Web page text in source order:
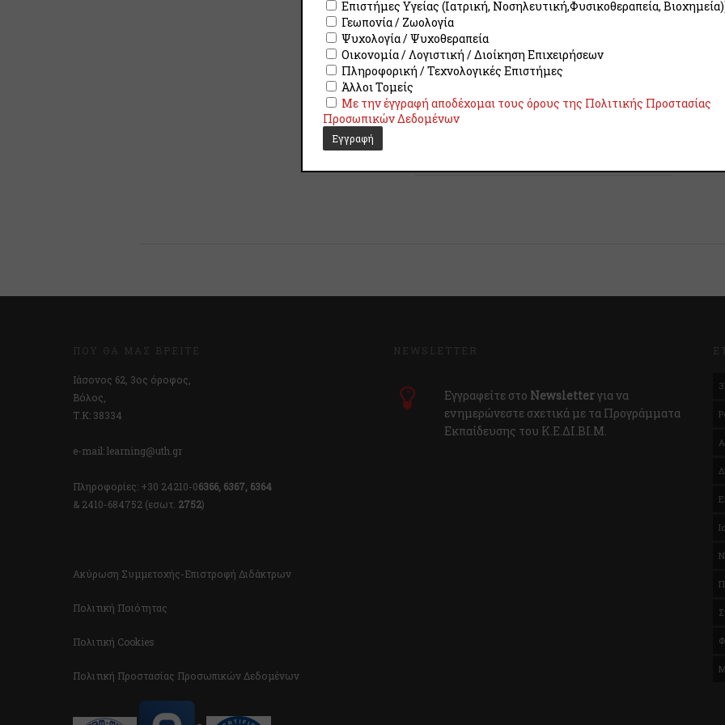
Νοέμβριος 2025
Το συνολικό κόστος του εκπαιδευτικού
προγράμματος διαμορφώνεται στα
καταβολή μπορεί να γίνει σε έως 2 δόσεις
(Οκτώβριο και Μάρτιο).
ΠΟΎ ΘΑ ΜΑΣ ΒΡΕΊΤΕ
Ιάσονος 62, 3ος όροφος,
Βόλος,
Τ.Κ: 38334
e-mail: learning@uth.gr
Πληροφορίες: +30 24210-06366, 6367, 6364
& 2410-684752 (εσωτ. 2752)
Ακύρωση Συμμετοχής-Επιστροφή Διδάκτρων
Πολιτική Ποιότητας
Πολιτική Cookies
Πολιτική Προστασίας Προσωπικών Δεδομένων
NEWSLETTER
Εγγραφείτε στο Newsletterγια να
ενημερώνεστε σχετικά με τα Προγράμματα
Εκπαίδευσης του Κ.E.ΔI.ΒI.Μ.
Επιστήμες Υγείας (Ιατρική, Νοσηλευτική,Φυσικοθεραπεία,
Γεωπονία / Ζωολογία
Ψυχολογία / Ψυχοθεραπεία
Οικονομία / Λογιστική / Διοίκηση Επιχειρήσεων
Πληροφορική / Τεχνολογικές Επιστήμες
Άλλοι Τομείς
Με την έγγραφή αποδέχομαι τους όρους της Πολιτικής Προστασίας
Προσωπικών Δεδομένων